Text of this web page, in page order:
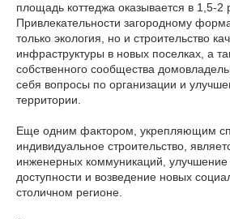
площадь коттеджа оказывается в 1,5-2
Привлекательности загородному
только экология, но и строительство
инфраструктуры в новых поселках, а
собственного сообщества
себя вопросы по организации и
территории.
Еще одним фактором, укрепляющим
индивидуальное строительство,
инженерных коммуникаций, улучшение
доступности и возведение новых
столичном регионе.